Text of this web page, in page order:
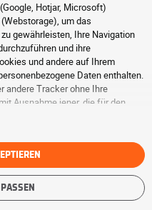
Hotjar, Microsoft)
um das
gewährleisten, Ihre Navigation
und ihre
und andere auf Ihrem
Daten enthalten.
andere Tracker ohne Ihre
Ausnahme jener, die für den
Ihre Einwilligung jederzeit
und andere Trackerbesuchen.
fortzusetzen, ohne die
zu akzeptieren. Die
zu den angebotenen
finden Sie auf der